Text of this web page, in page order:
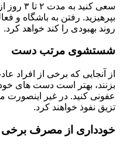
سعی
بپرهیزید. رفتن به باشگاه و
روند بهبودی را کند خواهد کرد.
شستشوی مرتب دست
از آنجایی که برخی از افراد
بزنند، بهتر است دست های
عفونی کنید. در غیر اینصورت
تزیق نفوذ خواهند کرد.
خودداری از مصرف برخی